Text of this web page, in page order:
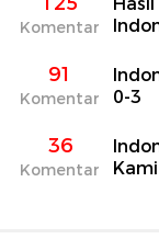
Komentar
91
Komentar
0-3
36
Komentar